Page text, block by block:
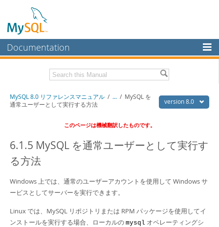
Documentation
MySQL Enterprise
Workbench
Connectors
MySQL.com
Developer Zone
Download this Manual version 8.0
MySQL 8.0 リファレンスマニュアル / ... / MySQL を
通常ユーザーとして実行する方法
このページは機械翻訳したものです。
6.1.5 MySQL を通常ユーザーとして実行す
る方法
Windows 上では、通常のユーザーアカウントを使用して Windows サ
ービスとしてサーバーを実行できます。
Linux では、MySQL リポジトリまたは RPM パッケージを使用してイ
ンストールを実行する場合、ローカルの mysql オペレーティングシ